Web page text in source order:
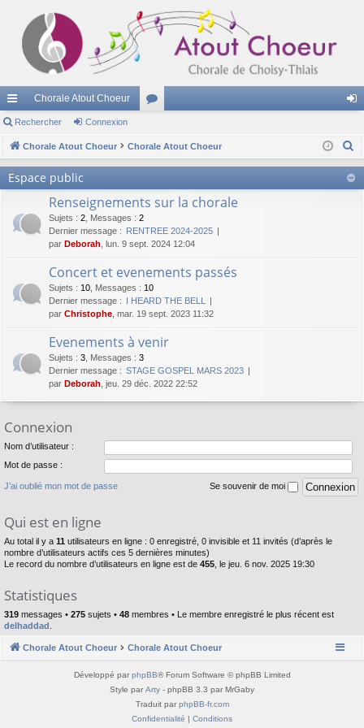
cc
ès
de
Chorale Atout Choeur
u ne
Rechercher Connexion
Chorale Atout Choeur Chorale Atout Choeur
Espace public
Renseignements sur la chorale
Sujets : 2 Messages : 2
Dernier message : RENTREE 2024-2025
par Deborah , lun. 9 sept. 2024 12:04
Concert et evenements passés
Sujets : 10 Messages : 10
Dernier message : I HEARD THE BELL
par Christophe , mar. 19 sept. 2023 11:32
Evenements à venir
Sujets : 3 Messages : 3
Dernier message : STAGE GOSPEL MARS 2023
par Deborah , jeu. 29 déc. 2022 22:52
Connexion
Nom d’utilisateur :
Mot de passe :
J’ai oublié mon mot de passe Se souvenir de moi
Qui est en ligne
Au total il y a 11 utilisateurs en ligne : 0 enregistré, 0 invisible et 11 invités (d’après le
nombre d’utilisateurs actifs ces 5 dernières minutes)
Le record du nombre d’utilisateurs en ligne est de 455 , le jeu. 6 nov. 2025 19:30
Statistiques
319 messages • 275 sujets • 48 membres • Le membre enregistré le plus récent est
delhaddad
Chorale Atout Choeur Chorale Atout Choeur
Développé par phpBB® Forum Software © phpBB Limited
Style par Arty - phpBB 3.3 par MrGaby
Traduit par phpBB-fr.com
Confidentialité
Conditions